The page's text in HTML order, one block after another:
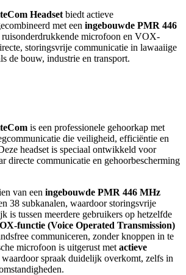
Headset biedt actieve
met een ingebouwde PMR 446
ruisonderdrukkende microfoon en VOX-
storingsvrije communicatie in lawaaiige
de bouw, industrie en transport.
is een professionele gehoorkap met
die veiligheid, efficiëntie en
headset is speciaal ontwikkeld voor
directe communicatie en gehoorbescherming
van een ingebouwde PMR 446 MHz
38 subkanalen, waardoor storingsvrije
is tussen meerdere gebruikers op hetzelfde
functie (Voice Operated Transmission)
communiceren, zonder knoppen in te
microfoon is uitgerust met actieve
waardoor spraak duidelijk overkomt, zelfs in